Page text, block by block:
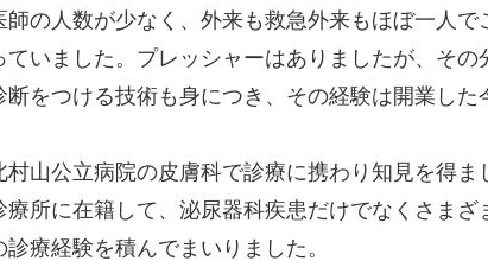
の人数が少なく、外来も救急外来もほぼ一人で
いました。プレッシャーはありましたが、その
をつける技術も身につき、その経験は開業した
山公立病院の皮膚科で診療に携わり知見を得ま
所に在籍して、泌尿器科疾患だけでなくさまざ
療経験を積んでまいりました。